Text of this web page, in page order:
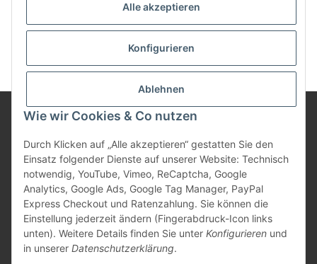
Alle akzeptieren
Konfigurieren
Ablehnen
Wie wir Cookies & Co nutzen
Durch Klicken auf „Alle akzeptieren“ gestatten Sie den
Einsatz folgender Dienste auf unserer Website: Technisch
notwendig, YouTube, Vimeo, ReCaptcha, Google
Analytics, Google Ads, Google Tag Manager, PayPal
Express Checkout und Ratenzahlung. Sie können die
Einstellung jederzeit ändern (Fingerabdruck-Icon links
unten). Weitere Details finden Sie unter Konfigurieren und
in unserer Datenschutzerklärung.
Neu hier?Jetzt registrieren!
Informationen
Gesetzliche Informationen
Vertrag widerrufen